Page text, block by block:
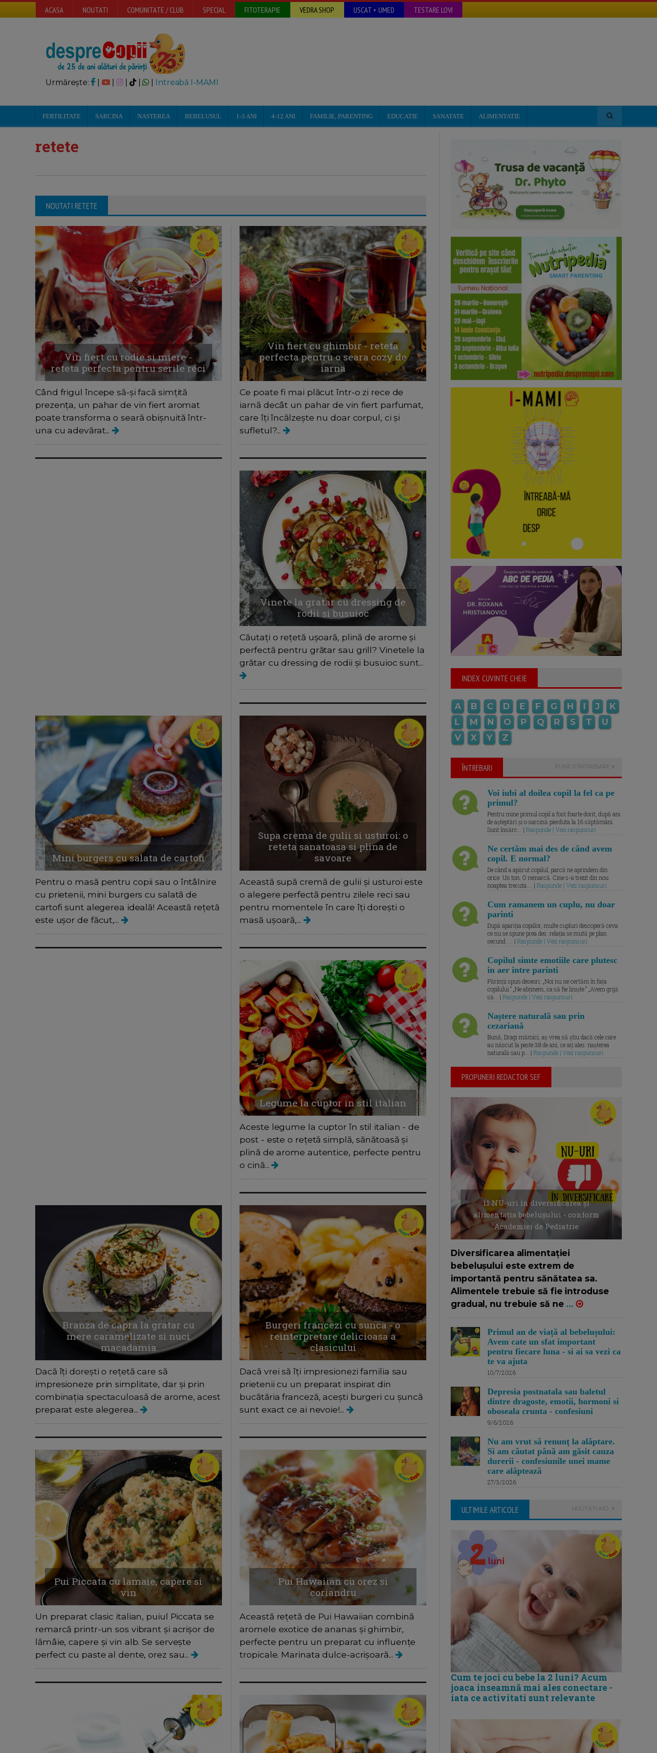
ACASA NOUTATI COMUNITATE / CLUB SPECIAL FITOTERAPIE VEDRA SHOP USCAT + UMED TESTARE LOVI
Urmărește: | | Intreabă I-MAMI
FERTILITATE SARCINA NASTEREA BEBELUSUL 1-3 ANI 4-12 ANI FAMILIE, PARENTING EDUCATIE SANATATE ALIMENTATIE
retete
NOUTATI RETETE
Vin fiert cu rodie si miere -
reteta perfecta pentru serile reci
Când frigul începe să-și facă simțită
prezența, un pahar de vin fiert aromat
poate transforma o seară obișnuită într-
una cu adevărat...
Vin fiert cu ghimbir - reteta
perfecta pentru o seara cozy de
iarna
Ce poate fi mai plăcut într-o zi rece de
iarnă decât un pahar de vin fiert parfumat,
care îți încălzește nu doar corpul, ci și
sufletul?...
Vinete la gratar cu dressing de
rodii si busuioc
Căutați o rețetă ușoară, plină de arome și
perfectă pentru grătar sau grill? Vinetele la
grătar cu dressing de rodii și busuioc sunt...
Mini burgers cu salata de cartofi
Pentru o masă pentru copii sau o întâlnire
cu prietenii, mini burgers cu salată de
cartofi sunt alegerea ideală! Această rețetă
este ușor de făcut,...
Supa crema de gulii si usturoi: o
reteta sanatoasa si plina de
savoare
Această supă cremă de gulii și usturoi este
o alegere perfectă pentru zilele reci sau
pentru momentele în care îți dorești o
masă ușoară,...
Legume la cuptor in stil italian
Aceste legume la cuptor în stil italian - de
post - este o rețetă simplă, sănătoasă și
plină de arome autentice, perfecte pentru
o cină...
Branza de capra la gratar cu
mere caramelizate si nuci
macadamia
Dacă îți dorești o rețetă care să
impresioneze prin simplitate, dar și prin
combinația spectaculoasă de arome, acest
preparat este alegerea...
Burgeri francezi cu sunca - o
reinterpretare delicioasa a
clasicului
Dacă vrei să îți impresionezi familia sau
prietenii cu un preparat inspirat din
bucătăria franceză, acești burgeri cu șuncă
sunt exact ce ai nevoie!...
Pui Piccata cu lamaie, capere si
vin
Un preparat clasic italian, puiul Piccata se
remarcă printr-un sos vibrant și acrișor de
lămâie, capere și vin alb. Se servește
perfect cu paste al dente, orez sau...
Pui Hawaiian cu orez si
coriandru
Această rețetă de Pui Hawaiian combină
aromele exotice de ananas și ghimbir,
perfecte pentru un preparat cu influențe
tropicale. Marinata dulce-acrișoară...
INDEX CUVINTE CHEIE
A B C D E F G H I J
K
L
M N O P Q R S T
U
V
X Y Z
ÎNTREBARI PUNE O ÎNTREBARE
Voi iubi al doilea copil la fel ca pe
primul?
Pentru mine primul copil a fost foarte dorit, după ani
de așteptări și o sarcină pierduta la 16 săptămâni.
Sunt însărc... | Raspunde | Vezi raspunsuri
Ne certăm mai des de când avem
copil. E normal?
De când a apărut copilul, parcă ne aprindem din
orice. Un ton. O remarcă. Cine s-a trezit din nou
noaptea trecuta.... | Raspunde | Vezi raspunsuri
Cum ramanem un cuplu, nu doar
parinti
După apariția copiilor, multe cupluri descoperă ceva
ce nu se spune prea des: relația se mută pe plan
secund. ... | Raspunde | Vezi raspunsuri
Copilul simte emotiile care plutesc
in aer intre parinti
Părinții spun deseori: „Noi nu ne certăm în fața
copilului.” „Ne abținem, ca să fie liniște.” „Avem grijă
să... | Raspunde | Vezi raspunsuri
Naștere naturală sau prin
cezariană
Bună, Dragi mămici, aș vrea să știu dacă cele care
au născut la peste 38 de ani, ce ați ales: nașterea
naturală sau p... | Raspunde | Vezi raspunsuri
PROPUNERI REDACTOR SEF
11 NU-uri in diversificarea și
alimentația bebelușului - conform
Academiei de Pediatrie
Diversificarea alimentației
bebelușului este extrem de
importantă pentru sănătatea sa.
Alimentele trebuie să fie introduse
gradual, nu trebuie să ne ...
Primul an de viață al bebelușului:
Avem cate un sfat important
pentru fiecare luna - si ai sa vezi ca
te va ajuta
10/7/2026
Depresia postnatala sau baletul
dintre dragoste, emotii, hormoni si
oboseala crunta - confesiuni
9/6/2026
Nu am vrut să renunț la alăptare.
Si am căutat până am găsit cauza
durerii - confesiunile unei mame
care alăptează
27/3/2026
ULTIMILE ARTICOLE NOUTATI AICI
Cum te joci cu bebe la 2 luni? Acum
joaca inseamnă mai ales conectare -
iata ce activitati sunt relevante